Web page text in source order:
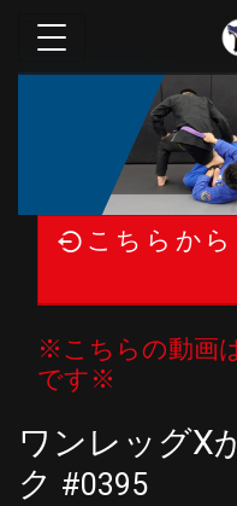
こちらか
※こちらの動画
です※
ワンレッグX
ク #0395